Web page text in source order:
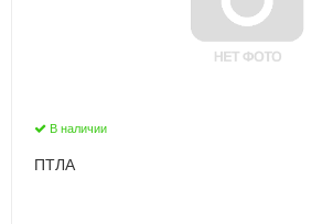
В наличии
ПТЛА